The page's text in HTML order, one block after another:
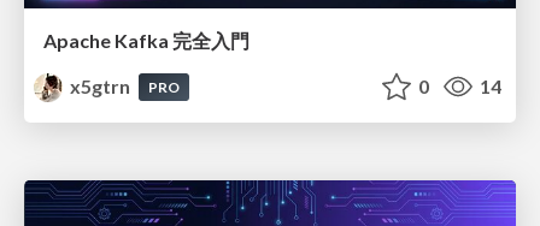
Apache Kafka 完全入門
x5gtrn
PRO 0 14